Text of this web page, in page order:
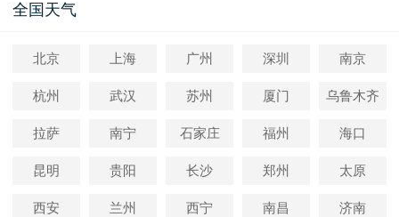
全国天气
北京 上海 广州 深圳 南京
杭州 武汉 苏州 厦门 乌鲁木齐
拉萨 南宁 石家庄 福州 海口
昆明 贵阳 长沙 郑州 太原
西安 兰州 西宁 南昌 济南